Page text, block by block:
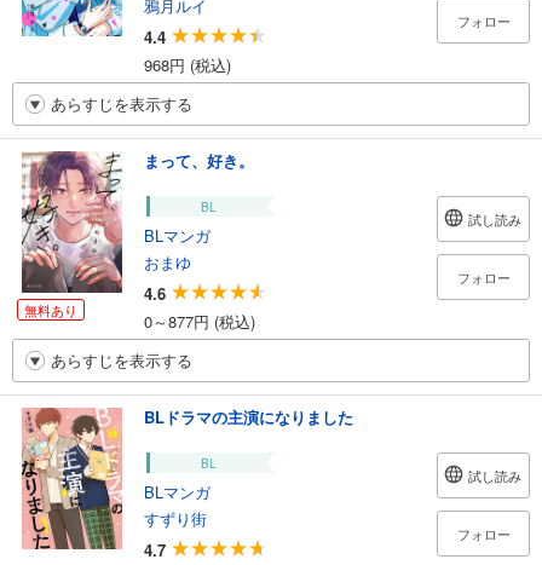
鴉月ルイ
4.4
968円 (税込)
フォロー
あらすじを表示する
無料あり
まって、好き。
BL
BLマンガ
おまゆ
4.6
0～877円 (税込)
試し読み
フォロー
あらすじを表示する
BLドラマの主演になりました
BL
BLマンガ
すずり街
4.7
試し読み
フォロー